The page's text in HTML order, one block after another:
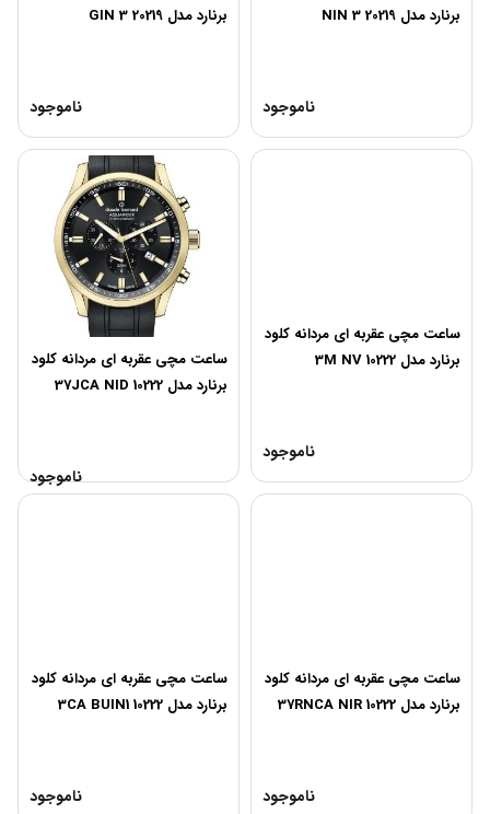
برنارد مدل 20219 3 NIN
ناموجود
برنارد مدل 20219 3 GIN
ناموجود
ساعت مچی عقربه ای مردانه کلود
برنارد مدل 10222 3M NV
ناموجود
ساعت مچی عقربه ای مردانه کلود
برنارد مدل 10222 37JCA NID
ناموجود
ساعت مچی عقربه ای مردانه کلود
برنارد مدل 10222 37RNCA NIR
ناموجود
ساعت مچی عقربه ای مردانه کلود
برنارد مدل 10222 3CA BUIN1
ناموجود